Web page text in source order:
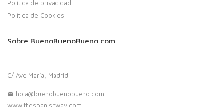
Política de privacidad
Política de Cookies
Sobre BuenoBuenoBueno.com
C/ Ave María, Madrid
hola@buenobuenobueno.com
www.thespanishway.com